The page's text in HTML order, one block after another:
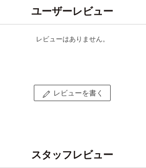
ユーザーレビュー
レビューはありません。
レビューを書く
スタッフレビュー